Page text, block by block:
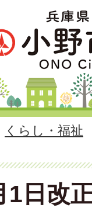
くらし・福祉
1日改